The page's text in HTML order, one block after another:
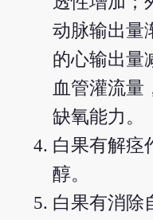
动脉输出量
的心输出量
血管灌流量
缺氧能力。
白果有解痉
醇。
白果有消除